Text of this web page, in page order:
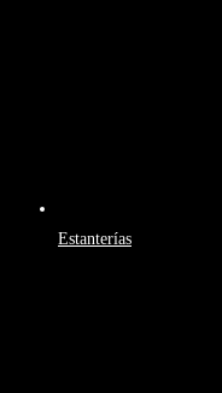
Estanterías